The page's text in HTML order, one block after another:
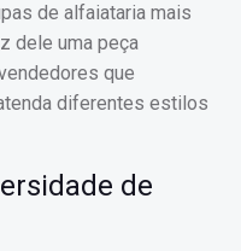
de alfaiataria mais
dele uma peça
que
diferentes estilos
de